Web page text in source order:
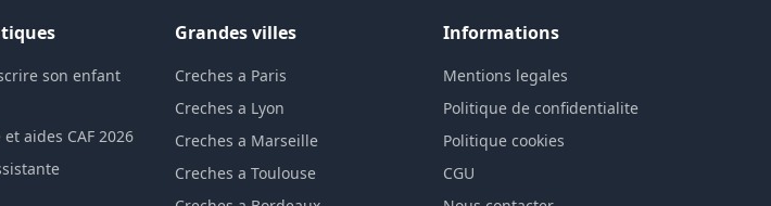
son enfant
aides CAF 2026
Grandes villes
Creches a Paris
Creches a Lyon
Creches a Marseille
Creches a Toulouse
Informations
Mentions legales
Politique de confidentialite
Politique cookies
CGU